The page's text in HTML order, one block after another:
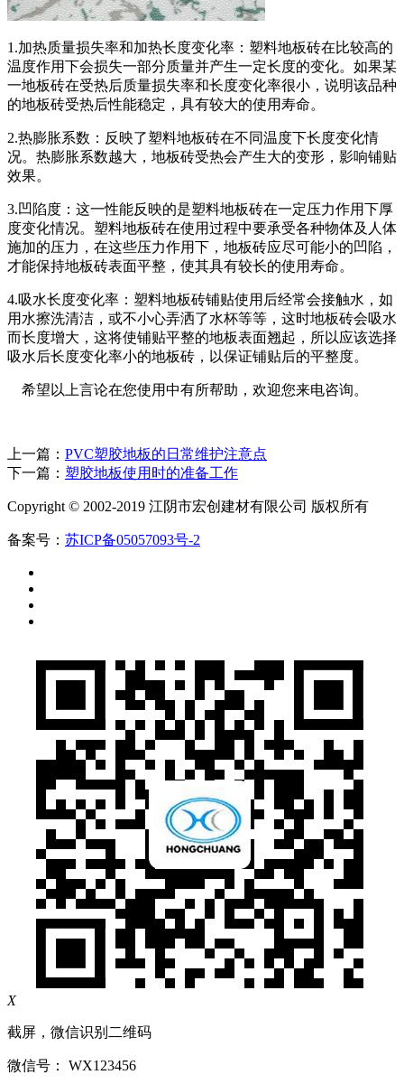
1.加热质量损失率和加热长度变化率：塑料地板砖在比较高的
温度作用下会损失一部分质量并产生一定长度的变化。如果某
一地板砖在受热后质量损失率和长度变化率很小，说明该品种
的地板砖受热后性能稳定，具有较大的使用寿命。
2.热膨胀系数：反映了塑料地板砖在不同温度下长度变化情
况。热膨胀系数越大，地板砖受热会产生大的变形，影响铺贴
效果。
3.凹陷度：这一性能反映的是塑料地板砖在一定压力作用下厚
度变化情况。塑料地板砖在使用过程中要承受各种物体及人体
施加的压力，在这些压力作用下，地板砖应尽可能小的凹陷，
才能保持地板砖表面平整，使其具有较长的使用寿命。
4.吸水长度变化率：塑料地板砖铺贴使用后经常会接触水，如
用水擦洗清洁，或不小心弄洒了水杯等等，这时地板砖会吸水
而长度增大，这将使铺贴平整的地板表面翘起，所以应该选择
吸水后长度变化率小的地板砖，以保证铺贴后的平整度。
希望以上言论在您使用中有所帮助，欢迎您来电咨询。
上一篇： PVC塑胶地板的日常维护注意点
下一篇： 塑胶地板使用时的准备工作
Copyright © 2002-2019 江阴市宏创建材有限公司 版权所有
备案号： 苏ICP备05057093号-2
X
截屏，微信识别二维码
微信号： WX123456